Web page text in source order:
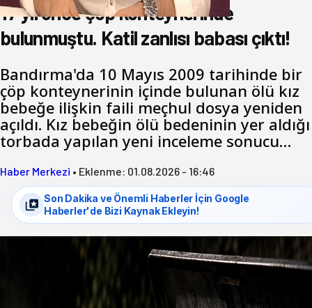
17 yıl önce çöp konteynerinde
bulunmuştu. Katil zanlısı babası çıktı!
Bandırma'da 10 Mayıs 2009 tarihinde bir
çöp konteynerinin içinde bulunan ölü kız
bebeğe ilişkin faili meçhul dosya yeniden
açıldı. Kız bebeğin ölü bedeninin yer aldığı
torbada yapılan yeni inceleme sonucu…
Haber Merkezi • Eklenme: 01.08.2026 - 16:46
Son Dakika ve Önemli Haberler İçin Google
Haberler'de Bizi Kaynak Ekleyin!